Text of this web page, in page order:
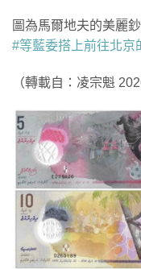
圖為馬爾地夫的美麗
#等藍委搭上前往北京
（轉載自：凌宗魁